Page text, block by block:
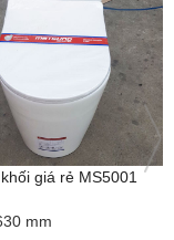
giá rẻ MS5001
mm